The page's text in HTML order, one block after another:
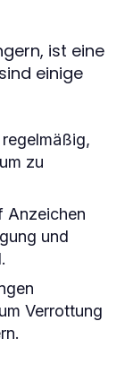
ist eine
einige
zu
Anzeichen
und
Verrottung